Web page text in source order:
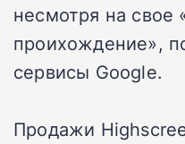
несмотря на свое
проихождение»,
сервисы Google.
Продажи